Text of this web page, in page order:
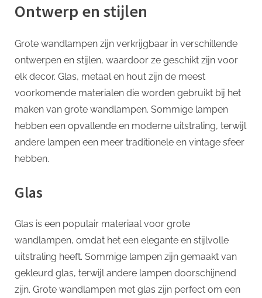
Ontwerp en stijlen
Grote wandlampen zijn verkrijgbaar in verschillende
ontwerpen en stijlen, waardoor ze geschikt zijn voor
elk decor. Glas, metaal en hout zijn de meest
voorkomende materialen die worden gebruikt bij het
maken van grote wandlampen. Sommige lampen
hebben een opvallende en moderne uitstraling, terwijl
andere lampen een meer traditionele en vintage sfeer
hebben.
Glas
Glas is een populair materiaal voor grote
wandlampen, omdat het een elegante en stijlvolle
uitstraling heeft. Sommige lampen zijn gemaakt van
gekleurd glas, terwijl andere lampen doorschijnend
zijn. Grote wandlampen met glas zijn perfect om een ​​